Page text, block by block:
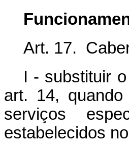
Art. 17.
I - substituir
art. 14,
serviços
estabelecidos